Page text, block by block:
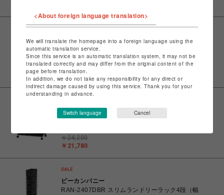
ビーカンパニー
RAN-2415DBR キャスター付ハイランドリーラック
（幅40cm）
￥19,305
￥21,450
ビーカンパニー
RAN-2413DBR キャスター付ランドリーラック（幅
￥21,780
￥24,200
ビーカンパニー
RAN-2407DBR スリムランドリーラック4段（幅
<About foreign language translation>
We will translate the homepage into a foreign language using the
automatic translation service.
Since this service is an automatic translation system, it may not be
translated correctly and may differ from the original content of the
page before translation.
In addition, we do not take any responsibility for any direct or
indirect damage caused by using this service. Thank you for your
understanding in advance.
Switch language Cancel